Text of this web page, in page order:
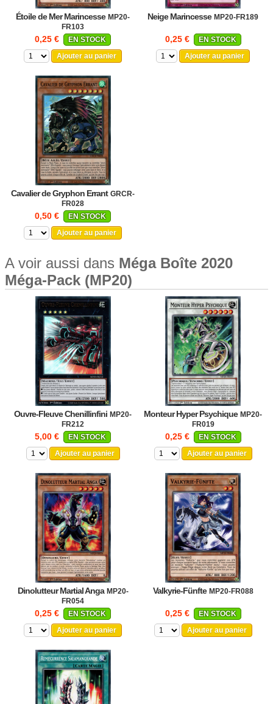
Étoile de Mer Marincesse MP20-
FR103
0,25 €
EN STOCK
Ajouter au panier
Neige Marincesse MP20-FR189
0,25 €
EN STOCK
Ajouter au panier
Cavalier de Gryphon Errant GRCR-
FR028
0,50 €
EN STOCK
Ajouter au panier
A voir aussi dans Méga Boîte 2020
Méga-Pack (MP20)
Ouvre-Fleuve Chenillinfini MP20-
FR212
5,00 €
EN STOCK
Ajouter au panier
Monteur Hyper Psychique MP20-
FR019
0,25 €
EN STOCK
Ajouter au panier
Dinolutteur Martial Anga MP20-
FR054
0,25 €
EN STOCK
Ajouter au panier
Valkyrie-Fünfte MP20-FR088
0,25 €
EN STOCK
Ajouter au panier